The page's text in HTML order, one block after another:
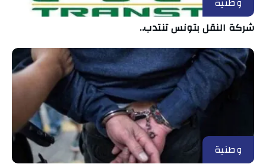
شركة النقل بتونس تنتدب..
وطنية